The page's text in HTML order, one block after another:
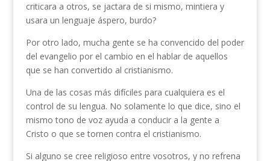
criticara a otros, se jactara de si mismo, mintiera y
usara un lenguaje áspero, burdo?
Por otro lado, mucha gente se ha convencido del poder
del evangelio por el cambio en el hablar de aquellos
que se han convertido al cristianismo.
Una de las cosas más difíciles para cualquiera es el
control de su lengua. No solamente lo que dice, sino el
mismo tono de voz ayuda a conducir a la gente a
Cristo o que se tornen contra el cristianismo.
Si alguno se cree religioso entre vosotros, y no refrena